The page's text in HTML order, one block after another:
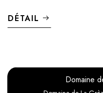
DÉTAIL
Domaine